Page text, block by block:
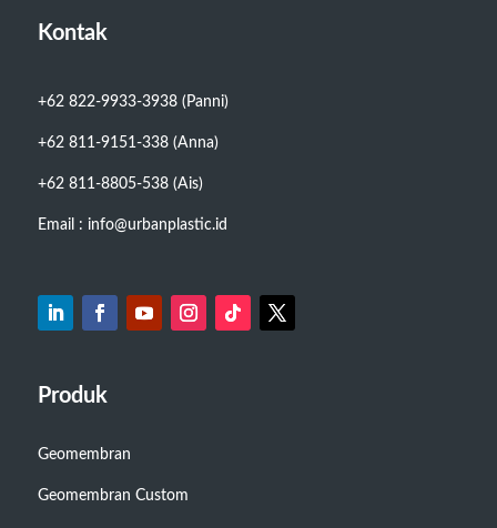
Kontak
+62 822-9933-3938 (Panni)
+62 811-9151-338 (Anna)
+62 811-8805-538 (Ais)
Email : info@urbanplastic.id
Produk
Geomembran
Geomembran Custom